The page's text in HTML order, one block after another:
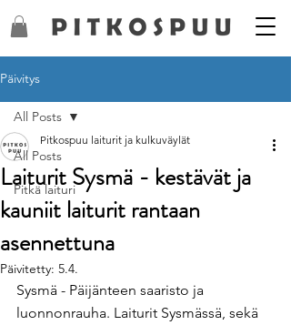
Päivitys
All Posts
Pitkä laituri
All Posts
Laiturit Sysmä - kestävät ja
kauniit laiturit rantaan
asennettuna
Pitkospuu laiturit ja kulkuväylät
Päivitetty: 5.4.
Sysmä - Päijänteen saaristo ja
luonnonrauha. Laiturit Sysmässä, sekä